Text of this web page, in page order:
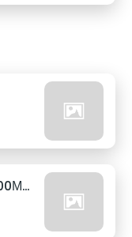
301. КОКА КОЛА ЗЕРО ПВЦ - 1000МЛ.